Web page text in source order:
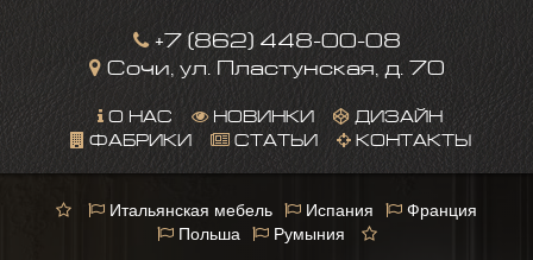
+7 (862) 448-00-08
Сочи, ул. Пластунская, д. 70
О НАС НОВИНКИ ДИЗАЙН
ФАБРИКИ СТАТЬИ КОНТАКТЫ
Итальянская мебель Испания
Франция
Польша
Румыния